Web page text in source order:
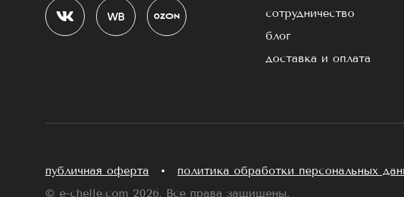
сотрудничество
блог
доставка и оплата
публичная оферта •
политика обработки персональных
© e-chelle.com 2026. Все права защищены.